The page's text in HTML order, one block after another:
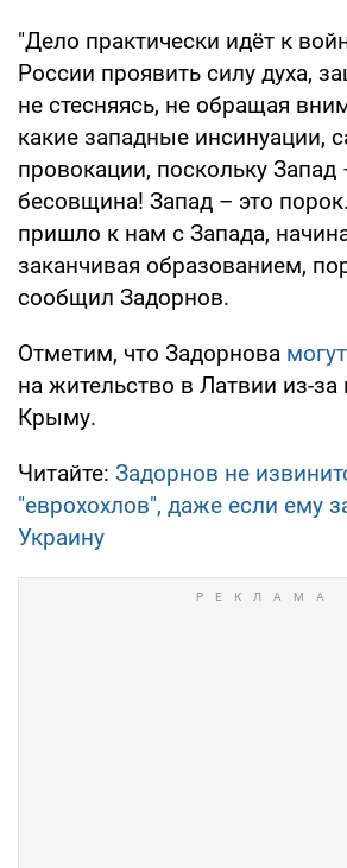
"Дело практически идёт к
России проявить силу духа,
не стесняясь, не обращая
какие западные инсинуации,
провокации, поскольку Запад
бесовщина! Запад – это
пришло к нам с Запада,
заканчивая образованием,
сообщил Задорнов.
Отметим, что Задорнова
на жительство в Латвии из-за
Крыму.
Читайте: Задорнов не
"еврохохлов", даже если ему
Украину